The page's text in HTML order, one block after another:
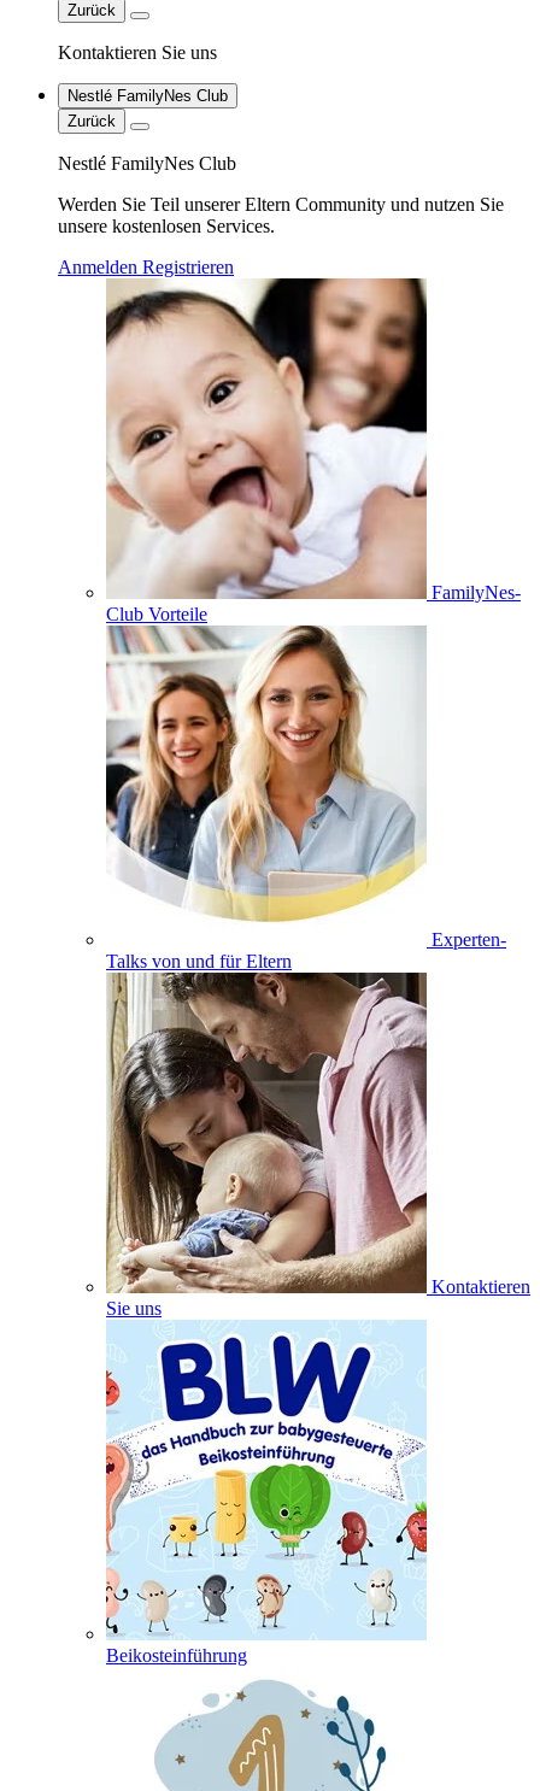
Zurück
Kontaktieren Sie uns
Nestlé FamilyNes Club
Zurück
Nestlé FamilyNes Club
Werden Sie Teil unserer Eltern Community und nutzen Sie
unsere kostenlosen Services.
Anmelden Registrieren
FamilyNes-
Club Vorteile
Experten-
Talks von und für Eltern
Kontaktieren
Sie uns
Beikosteinführung